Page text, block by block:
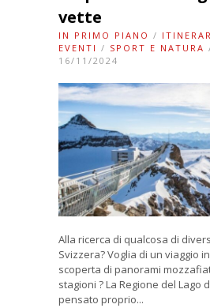
vette
IN PRIMO PIANO /
EVENTI / SPORT E NATURA
16/11/2024
Alla ricerca di qualcosa di
Svizzera? Voglia di un viaggio
scoperta di panorami
stagioni ? La Regione del Lago
pensato proprio...